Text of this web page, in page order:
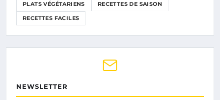
PLATS VÉGÉTARIENS RECETTES DE SAISON
RECETTES FACILES
NEWSLETTER